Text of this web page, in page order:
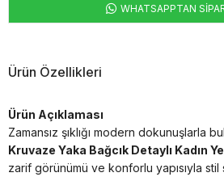
WHATSAPPTAN
Ürün Özellikleri
Ürün Açıklaması
Zamansız şıklığı modern dokunuşlarla
Kruvaze Yaka Bağcık Detaylı Kadın
zarif görünümü ve konforlu yapısıyla stil